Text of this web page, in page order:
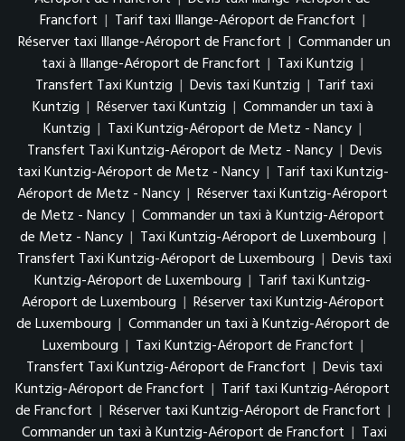
Francfort | Tarif taxi Illange-Aéroport de Francfort |
Réserver taxi Illange-Aéroport de Francfort | Commander un
taxi à Illange-Aéroport de Francfort | Taxi Kuntzig |
Transfert Taxi Kuntzig | Devis taxi Kuntzig | Tarif taxi
Kuntzig | Réserver taxi Kuntzig | Commander un taxi à
Kuntzig | Taxi Kuntzig-Aéroport de Metz - Nancy |
Transfert Taxi Kuntzig-Aéroport de Metz - Nancy | Devis
taxi Kuntzig-Aéroport de Metz - Nancy | Tarif taxi Kuntzig-
Aéroport de Metz - Nancy | Réserver taxi Kuntzig-Aéroport
de Metz - Nancy | Commander un taxi à Kuntzig-Aéroport
de Metz - Nancy | Taxi Kuntzig-Aéroport de Luxembourg |
Transfert Taxi Kuntzig-Aéroport de Luxembourg | Devis taxi
Kuntzig-Aéroport de Luxembourg | Tarif taxi Kuntzig-
Aéroport de Luxembourg | Réserver taxi Kuntzig-Aéroport
de Luxembourg | Commander un taxi à Kuntzig-Aéroport de
Luxembourg | Taxi Kuntzig-Aéroport de Francfort |
Transfert Taxi Kuntzig-Aéroport de Francfort | Devis taxi
Kuntzig-Aéroport de Francfort | Tarif taxi Kuntzig-Aéroport
de Francfort | Réserver taxi Kuntzig-Aéroport de Francfort |
Commander un taxi à Kuntzig-Aéroport de Francfort | Taxi